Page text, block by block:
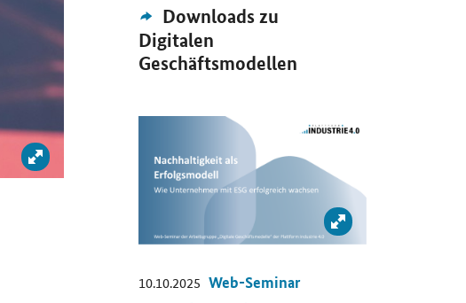
Bild vergrößern: Prof. Dr. Svenja Falk, Leiterin der Arbeitsgruppe
Externer
Link:
Downloads zu
Digitalen
Geschäftsmodellen
Bild vergrößern:
10.10.2025 Web-Seminar
Öffnet Einzelsicht